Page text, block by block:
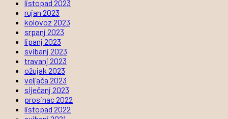
listopad 2023
rujan 2023
kolovoz 2023
srpanj 2023
lipanj 2023
svibanj 2023
travanj 2023
ožujak 2023
veljača 2023
siječanj 2023
prosinac 2022
listopad 2022